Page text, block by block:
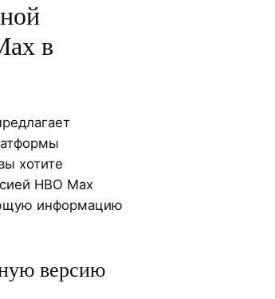
в
хотите
HBO Max
информацию
версию